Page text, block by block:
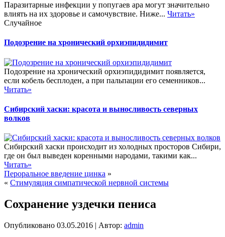
Паразитарные инфекции у попугаев ара могут значительно
влиять на их здоровье и самочувствие. Ниже... Читать»
Случайное
Подозрение на хронический орхиэпидидимит
Подозрение на хронический орхиэпидидимит появляется,
если кобель бесплоден, а при пальпации его семенников...
Читать»
Сибирский хаски: красота и выносливость северных
волков
Сибирский хаски происходит из холодных просторов Сибири,
где он был выведен коренными народами, такими как...
Читать»
Пероральное введение цинка »
« Стимуляция симпатической нервной системы
Сохранение уздечки пениса
Опубликовано 03.05.2016 | Автор: admin